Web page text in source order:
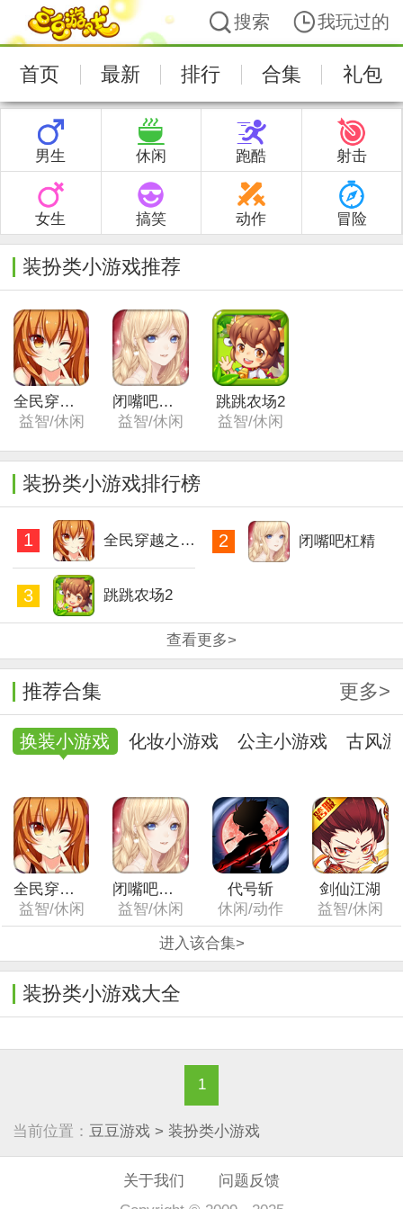
搜索 我玩过的
首页 最新 排行 合集 礼包
男生 休闲 跑酷 射击
女生 搞笑 动作 冒险
装扮类小游戏推荐
全民穿越之宫（复刻版）
益智/休闲
闭嘴吧杠精
益智/休闲
跳跳农场2
益智/休闲
装扮类小游戏排行榜
1 全民穿越之宫（复刻版） 2 闭嘴吧杠精
3 跳跳农场2
查看更多>
推荐合集 更多>
换装小游戏 化妆小游戏 公主小游戏 古风
全民穿越之宫（复刻版）
益智/休闲
闭嘴吧杠精
益智/休闲
代号斩
休闲/动作
剑仙江湖
益智/休闲
进入该合集>
装扮类小游戏大全
1
当前位置： 豆豆游戏 > 装扮类小游戏
关于我们
问题反馈